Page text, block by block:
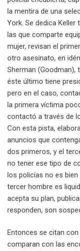
la mentira de una
York. Se dedica
las que comparte
mujer, revisan el
otro asesinato, en
Sherman (Goodman),
éste último tiene
pero en el caso,
la primera víctima
contactó a través de
Con esta pista,
anuncios que
dos primeros, y el
no tener ese tipo de
los policías no es
tercer hombre es
acepta su plan,
responden, son
Entonces se citan
comparan con las